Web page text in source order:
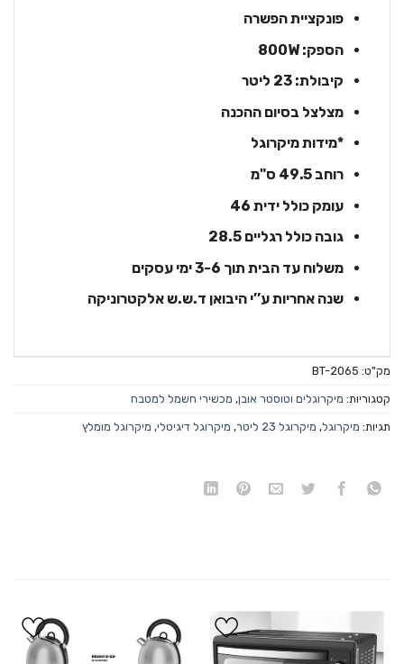
פונקציית הפשרה
הספק: 800W
קיבולת: 23 ליטר
מצלצל בסיום ההכנה
*מידות מיקרוגל
רוחב 49.5 ס"מ
עומק כולל ידית 46
גובה כולל רגליים 28.5
משלוח עד הבית תוך 3-6 ימי עסקים
שנה אחריות ע’’י היבואן ד.ש.ש אלקטרוניקה
מק"ט: BT-2065
קטגוריות: מיקרוגלים וטוסטר אובן, מכשירי חשמל למטבח
תגיות: מיקרוגל, מיקרוגל 23 ליטר , מיקרוגל דיגיטלי, מיקרוגל מומלץ